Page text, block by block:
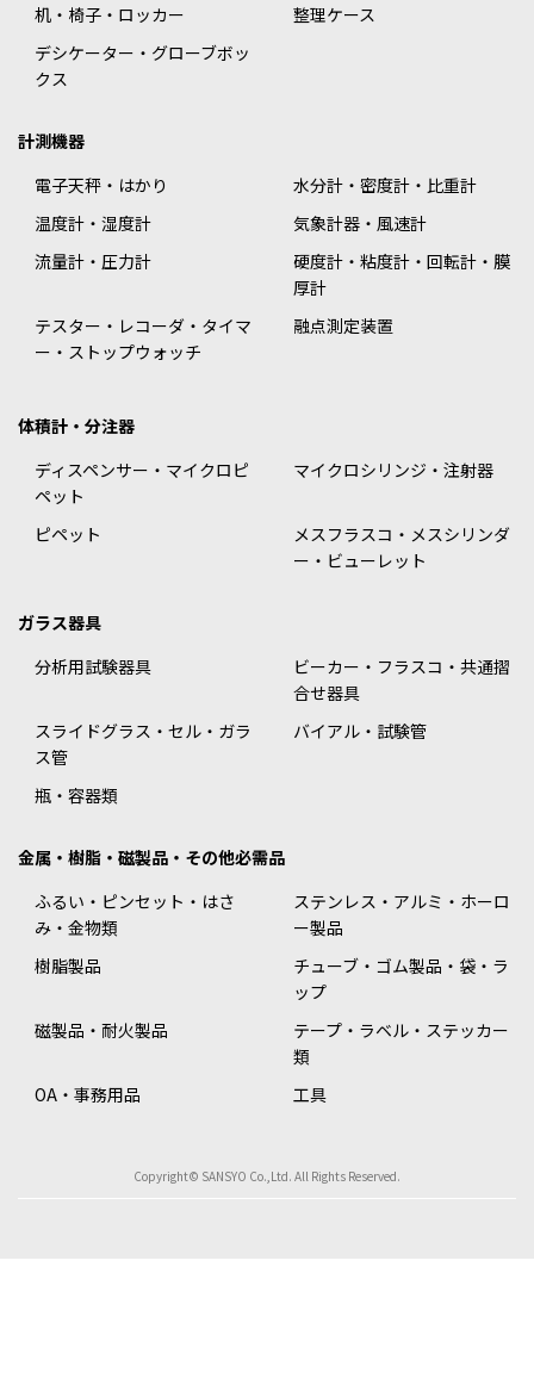
机・椅子・ロッカー
整理ケース
デシケーター・グローブボッ
クス
計測機器
電子天秤・はかり
水分計・密度計・比重計
温度計・湿度計
気象計器・風速計
流量計・圧力計
硬度計・粘度計・回転計・膜
厚計
テスター・レコーダ・タイマ
ー・ストップウォッチ
融点測定装置
体積計・分注器
ディスペンサー・マイクロピ
ペット
マイクロシリンジ・注射器
ピペット
メスフラスコ・メスシリンダ
ー・ビューレット
ガラス器具
分析用試験器具
ビーカー・フラスコ・共通摺
合せ器具
スライドグラス・セル・ガラ
ス管
バイアル・試験管
瓶・容器類
金属・樹脂・磁製品・その他必需品
ふるい・ピンセット・はさ
み・金物類
ステンレス・アルミ・ホーロ
ー製品
樹脂製品
チューブ・ゴム製品・袋・ラ
ップ
磁製品・耐火製品
テープ・ラベル・ステッカー
類
OA・事務用品
工具
Copyright© SANSYO Co.,Ltd. All Rights Reserved.